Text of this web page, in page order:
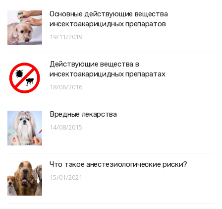
Основные действующие вещества
инсектоакарицидных препаратов
19/11/2019
Действующие вещества в
инсектоакарицидных препаратах
18/06/2016
Вредные лекарства
14/08/2015
Что такое анестезиологические риски?
15/01/2021